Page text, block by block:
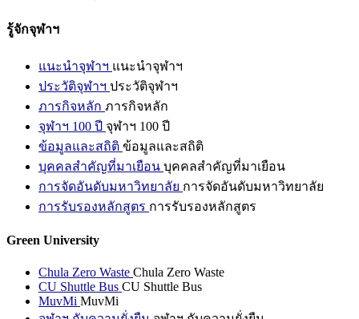
รู้จักจุฬาฯ
แนะนำจุฬาฯ แนะนำจุฬาฯ
ประวัติจุฬาฯ ประวัติจุฬาฯ
ภารกิจหลัก ภารกิจหลัก
จุฬาฯ 100 ปี จุฬาฯ 100 ปี
ข้อมูลและสถิติ ข้อมูลและสถิติ
บุคคลสำคัญที่มาเยือน บุคคลสำคัญที่มาเยือน
การจัดอันดับมหาวิทยาลัย การจัดอันดับมหาวิทยาลัย
การรับรองหลักสูตร การรับรองหลักสูตร
Green University
Chula Zero Waste Chula Zero Waste
CU Shuttle Bus CU Shuttle Bus
MuvMi MuvMi